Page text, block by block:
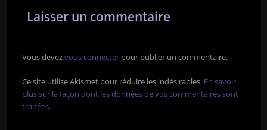
Laisser un commentaire
Vous devezvous connecterpour publier un commentaire.
Ce site utilise Akismet pour réduire les indésirables. En savoir
plus sur la façon dont les données de vos commentaires sont
traitées.